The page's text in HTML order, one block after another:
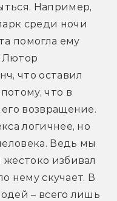
Например,
среди ночи
помогла ему
Лютор
что оставил
что в
возвращение.
логичнее, но
Ведь мы
избивал
нему скучает. В
– всего лишь